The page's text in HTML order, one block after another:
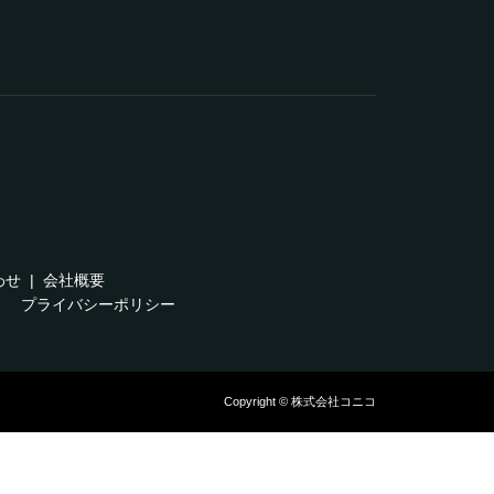
せ
会社概要
プライバシーポリシー
Copyright © 株式会社コニコ